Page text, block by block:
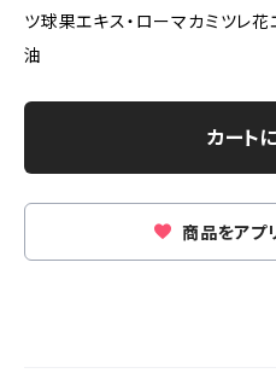
ツ球果エキス・ローマカミツレ花
油
カート
商品をアプ